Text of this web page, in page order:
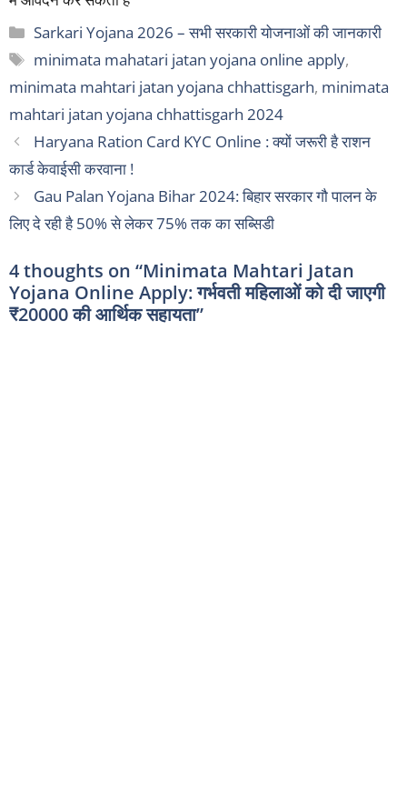
Categories
Sarkari Yojana 2026 – सभी सरकारी योजनाओं की जानकारी
Tags
minimata mahatari jatan yojana online apply,
minimata mahtari jatan yojana chhattisgarh, minimata
mahtari jatan yojana chhattisgarh 2024
Haryana Ration Card KYC Online : क्यों जरूरी है राशन
कार्ड केवाईसी करवाना !
Gau Palan Yojana Bihar 2024: बिहार सरकार गौ पालन के
लिए दे रही है 50% से लेकर 75% तक का सब्सिडी
4 thoughts on “Minimata Mahtari Jatan
Yojana Online Apply: गर्भवती महिलाओं को दी जाएगी
₹20000 की आर्थिक सहायता”